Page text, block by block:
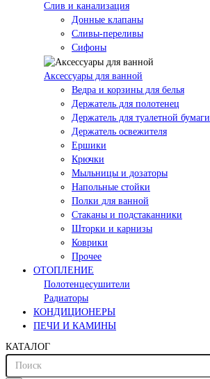
Слив и канализация
Донные клапаны
Сливы-переливы
Сифоны
Аксессуары для ванной
Ведра и корзины для белья
Держатель для полотенец
Держатель для туалетной бумаги
Держатель освежителя
Ершики
Крючки
Мыльницы и дозаторы
Напольные стойки
Полки для ванной
Стаканы и подстаканники
Шторки и карнизы
Коврики
Прочее
ОТОПЛЕНИЕ
Полотенцесушители
Радиаторы
КОНДИЦИОНЕРЫ
ПЕЧИ И КАМИНЫ
КАТАЛОГ